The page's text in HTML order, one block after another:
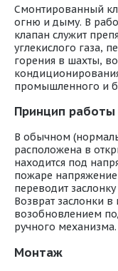
Смонтированный
огню и дыму. В
клапан служит
углекислого газа,
горения в шахты,
промышленного и
Принцип
В обычном
расположена в
находится под
пожаре
переводит
Возврат заслонки
возобновлением
ручного механизма.
Монтаж